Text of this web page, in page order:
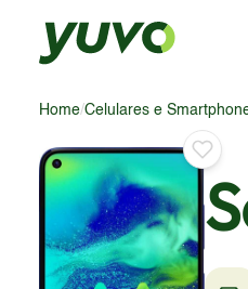
Home/Celulares e